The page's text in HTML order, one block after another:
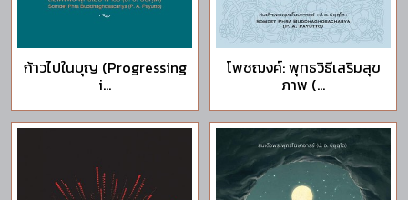
ก้าวไปในบุญ (Progressing
i...
โพชฌงค์: พุทธวิธีเสริมสุข
ภาพ (...